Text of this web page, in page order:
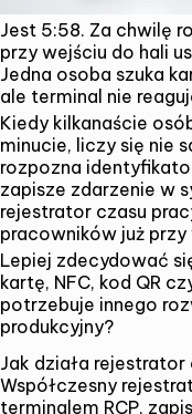
Jest 5:58. Za chwilę
przy wejściu do hali
Jedna osoba szuka
ale terminal nie
Kiedy kilkanaście
minucie, liczy się nie
rozpozna
zapisze zdarzenie w
rejestrator czasu
pracowników już przy
Lepiej zdecydować
kartę, NFC, kod QR
potrzebuje innego
produkcyjny?
Jak działa rejestrator
Współczesny
terminalem RCP,